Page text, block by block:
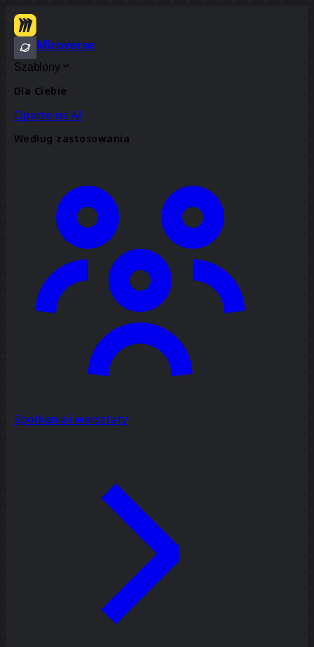
Miroverse
Szablony
Dla Ciebie
Oparte na AI
Według zastosowania
Spotkania i warsztaty